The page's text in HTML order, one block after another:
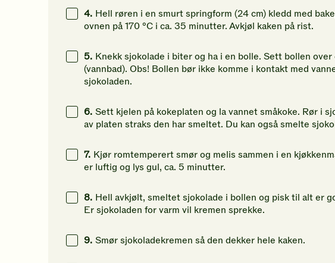
4. Hell røren i en smurt springform (24 cm) kledd med
ovnen på 170 °C i ca. 35 minutter. Avkjøl kaken på rist.
5. Knekk sjokolade i biter og ha i en bolle. Sett bollen
(vannbad). Obs! Bollen bør ikke komme i kontakt med
sjokoladen.
6. Sett kjelen på kokeplaten og la vannet småkoke. Rør i
av platen straks den har smeltet. Du kan også smelte
7. Kjør romtemperert smør og melis sammen i en
er luftig og lys gul, ca. 5 minutter.
8. Hell avkjølt, smeltet sjokolade i bollen og pisk til alt er
Er sjokoladen for varm vil kremen sprekke.
9. Smør sjokoladekremen så den dekker hele kaken.